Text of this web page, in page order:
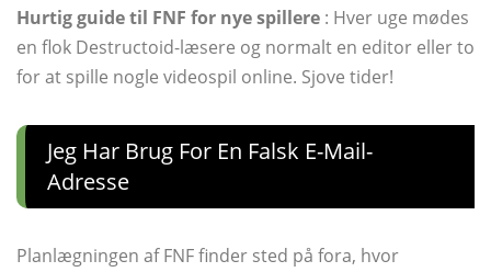
Hurtig guide til FNF for nye spillere : Hver uge mødes
en flok Destructoid-læsere og normalt en editor eller to
for at spille nogle videospil online. Sjove tider!
Jeg Har Brug For En Falsk E-Mail-
Adresse
Planlægningen af ​​FNF finder sted på fora, hvor